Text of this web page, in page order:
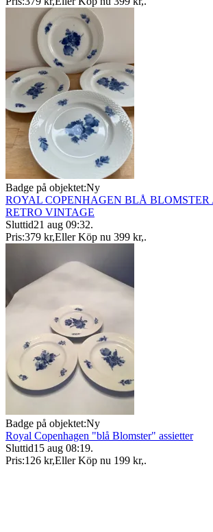
Badge på objektet:Ny
ROYAL COPENHAGEN BLÅ BLOMSTER
RETRO VINTAGE
Sluttid21 aug 09:32.
Pris:379 kr,Eller Köp nu 399 kr,.
Badge på objektet:Ny
Royal Copenhagen "blå Blomster" assietter
Sluttid15 aug 08:19.
Pris:126 kr,Eller Köp nu 199 kr,.